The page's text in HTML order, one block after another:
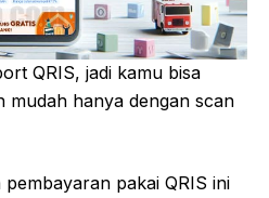
QRIS, jadi kamu bisa
mudah hanya dengan scan
pakai QRIS ini